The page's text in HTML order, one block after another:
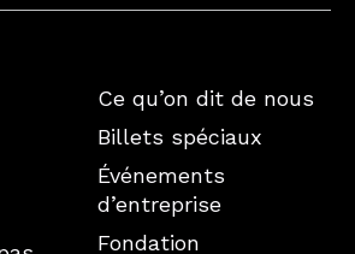
Ce qu’on dit de nous
Billets spéciaux
Événements
d’entreprise
Fondation